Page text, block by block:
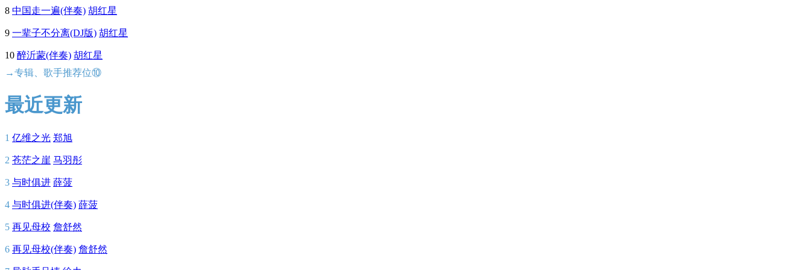
8 中国走一遍(伴奏) 胡红星
9 一辈子不分离(DJ版) 胡红星
10 醉沂蒙(伴奏) 胡红星
→专辑、歌手推荐位⑩
最近更新
1 亿维之光 郑旭
2 苍茫之崖 马羽彤
3 与时俱进 薛菠
4 与时俱进(伴奏) 薛菠
5 再见母校 詹舒然
6 再见母校(伴奏) 詹舒然